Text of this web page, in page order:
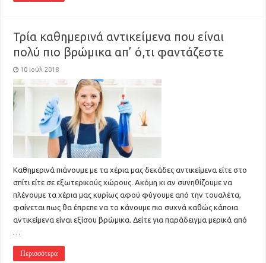
Τρία καθημερινά αντικείμενα που είναι
πολύ πιο βρώμικα απ’ ό,τι φαντάζεστε
10 Ιούλ 2018
Καθημερινά πιάνουμε με τα χέρια μας δεκάδες αντικείμενα είτε στο
σπίτι είτε σε εξωτερικούς χώρους. Ακόμη κι αν συνηθίζουμε να
πλένουμε τα χέρια μας κυρίως αφού φύγουμε από την τουαλέτα,
φαίνεται πως θα έπρεπε να το κάνουμε πιο συχνά καθώς κάποια
αντικείμενα είναι εξίσου βρώμικα. Δείτε για παράδειγμα μερικά από
…
Περισσότερα